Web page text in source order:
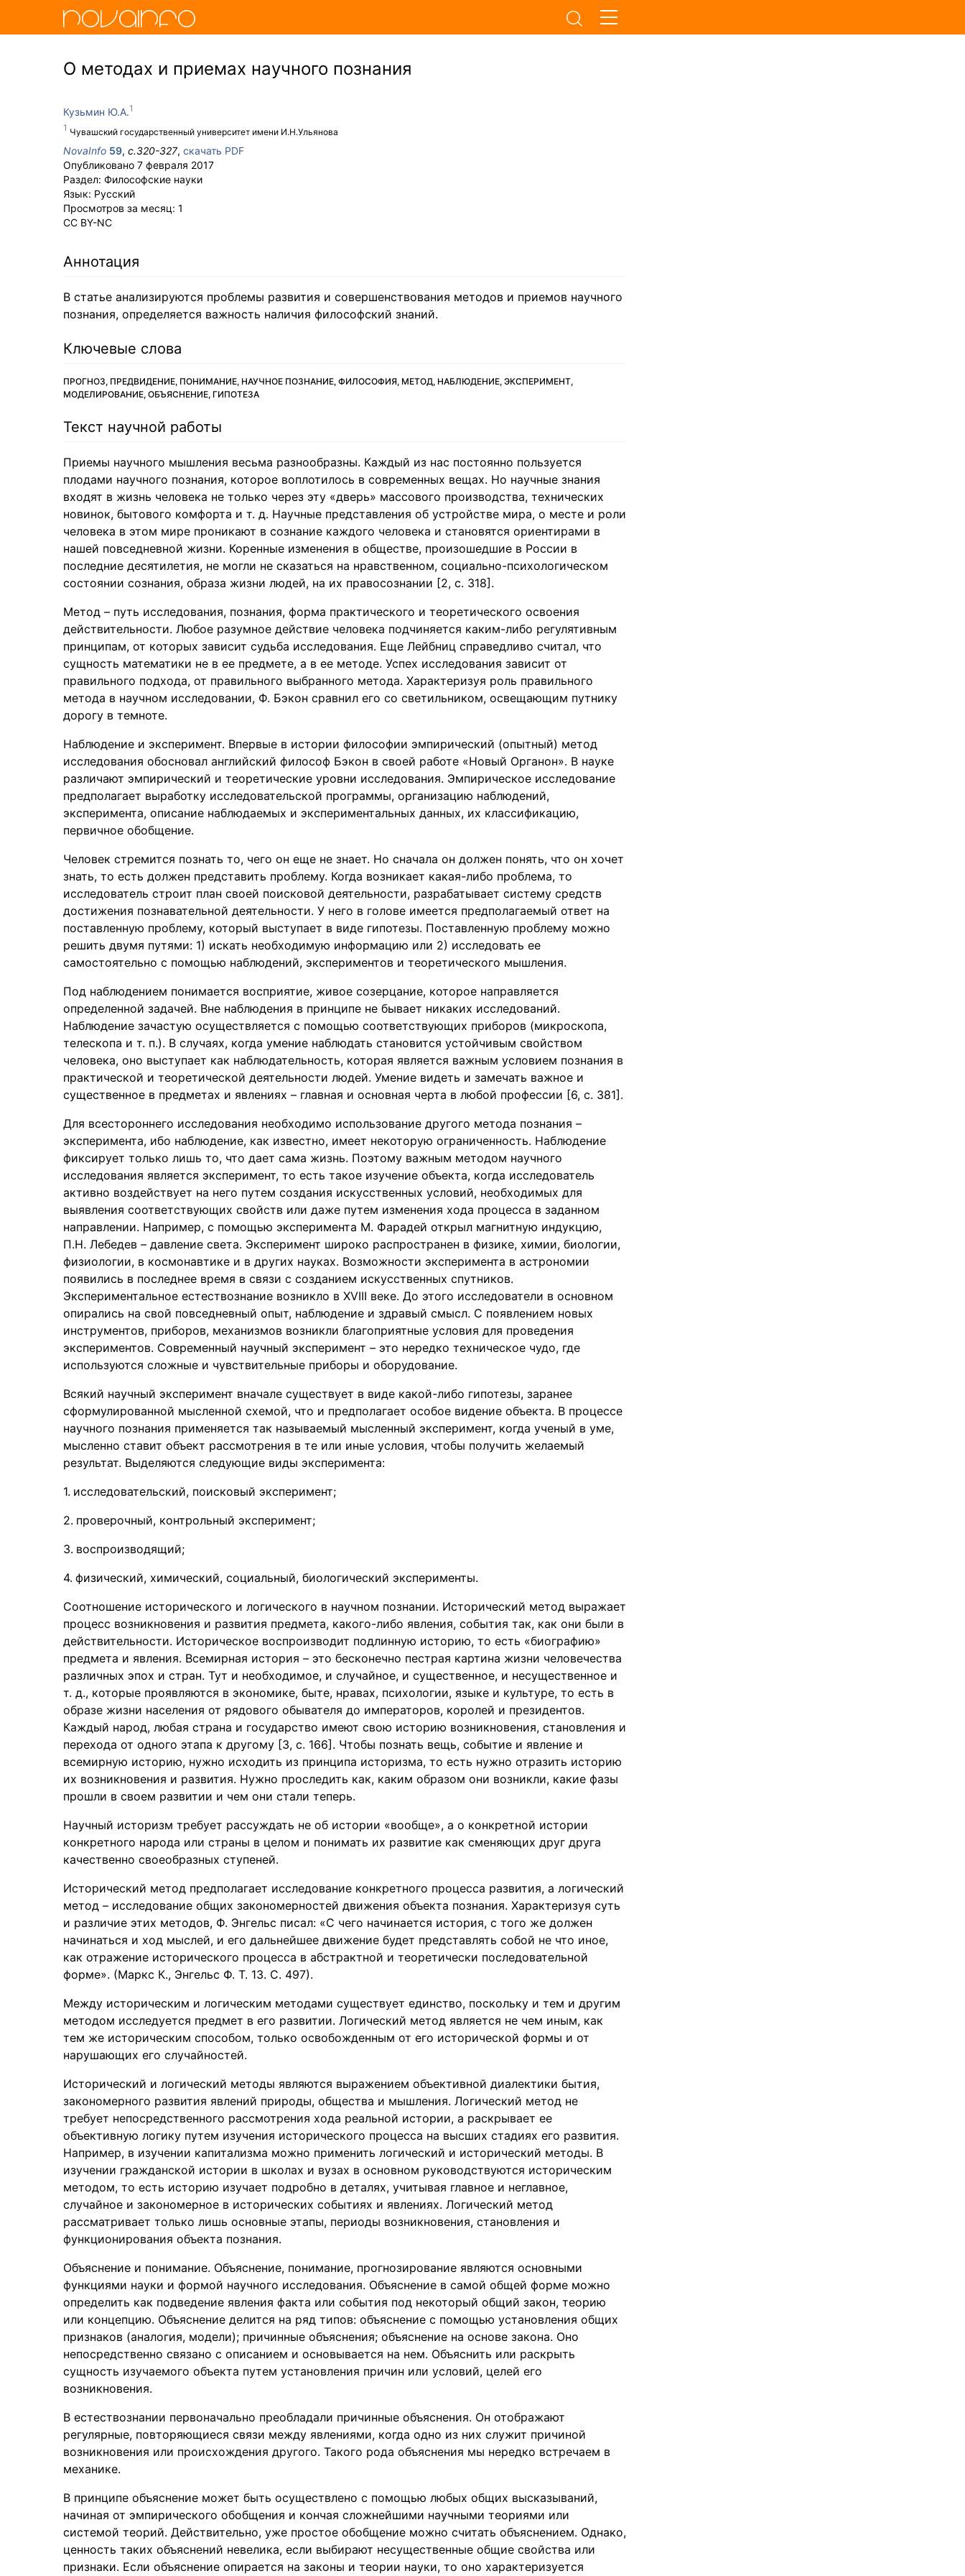
О методах и приемах научного познания
Кузьмин Ю.А.
Чувашский государственный университет имени И.Н.Ульянова
NovaInfo 59, с.320-327, скачать PDF
Опубликовано 7 февраля 2017
Раздел: Философские науки
Язык: Русский
Просмотров за месяц: 1
CC BY-NC
Аннотация
В статье анализируются проблемы развития и совершенствования методов и приемов научного
познания, определяется важность наличия философский знаний.
Ключевые слова
ПРОГНОЗ, ПРЕДВИДЕНИЕ, ПОНИМАНИЕ, НАУЧНОЕ ПОЗНАНИЕ, ФИЛОСОФИЯ, МЕТОД, НАБЛЮДЕНИЕ, ЭКСПЕРИМЕНТ,
МОДЕЛИРОВАНИЕ, ОБЪЯСНЕНИЕ, ГИПОТЕЗА
Текст научной работы
Приемы научного мышления весьма разнообразны. Каждый из нас постоянно пользуется
плодами научного познания, которое воплотилось в современных вещах. Но научные знания
входят в жизнь человека не только через эту «дверь» массового производства, технических
новинок, бытового комфорта и т. д. Научные представления об устройстве мира, о месте и роли
человека в этом мире проникают в сознание каждого человека и становятся ориентирами в
нашей повседневной жизни. Коренные изменения в обществе, произошедшие в России в
последние десятилетия, не могли не сказаться на нравственном, социально-психологическом
состоянии сознания, образа жизни людей, на их правосознании [2, с. 318].
Метод – путь исследования, познания, форма практического и теоретического освоения
действительности. Любое разумное действие человека подчиняется каким-либо регулятивным
принципам, от которых зависит судьба исследования. Еще Лейбниц справедливо считал, что
сущность математики не в ее предмете, а в ее методе. Успех исследования зависит от
правильного подхода, от правильного выбранного метода. Характеризуя роль правильного
метода в научном исследовании, Ф. Бэкон сравнил его со светильником, освещающим путнику
дорогу в темноте.
Наблюдение и эксперимент. Впервые в истории философии эмпирический (опытный) метод
исследования обосновал английский философ Бэкон в своей работе «Новый Органон». В науке
различают эмпирический и теоретические уровни исследования. Эмпирическое исследование
предполагает выработку исследовательской программы, организацию наблюдений,
эксперимента, описание наблюдаемых и экспериментальных данных, их классификацию,
первичное обобщение.
Человек стремится познать то, чего он еще не знает. Но сначала он должен понять, что он хочет
знать, то есть должен представить проблему. Когда возникает какая-либо проблема, то
исследователь строит план своей поисковой деятельности, разрабатывает систему средств
достижения познавательной деятельности. У него в голове имеется предполагаемый ответ на
поставленную проблему, который выступает в виде гипотезы. Поставленную проблему можно
решить двумя путями: 1) искать необходимую информацию или 2) исследовать ее
самостоятельно с помощью наблюдений, экспериментов и теоретического мышления.
Под наблюдением понимается восприятие, живое созерцание, которое направляется
определенной задачей. Вне наблюдения в принципе не бывает никаких исследований.
Наблюдение зачастую осуществляется с помощью соответствующих приборов (микроскопа,
телескопа и т. п.). В случаях, когда умение наблюдать становится устойчивым свойством
человека, оно выступает как наблюдательность, которая является важным условием познания в
практической и теоретической деятельности людей. Умение видеть и замечать важное и
существенное в предметах и явлениях – главная и основная черта в любой профессии [6, с. 381].
Для всестороннего исследования необходимо использование другого метода познания –
эксперимента, ибо наблюдение, как известно, имеет некоторую ограниченность. Наблюдение
фиксирует только лишь то, что дает сама жизнь. Поэтому важным методом научного
исследования является эксперимент, то есть такое изучение объекта, когда исследователь
активно воздействует на него путем создания искусственных условий, необходимых для
выявления соответствующих свойств или даже путем изменения хода процесса в заданном
направлении. Например, с помощью эксперимента М. Фарадей открыл магнитную индукцию,
П.Н. Лебедев – давление света. Эксперимент широко распространен в физике, химии, биологии,
физиологии, в космонавтике и в других науках. Возможности эксперимента в астрономии
появились в последнее время в связи с созданием искусственных спутников.
Экспериментальное естествознание возникло в XVIII веке. До этого исследователи в основном
опирались на свой повседневный опыт, наблюдение и здравый смысл. С появлением новых
инструментов, приборов, механизмов возникли благоприятные условия для проведения
экспериментов. Современный научный эксперимент – это нередко техническое чудо, где
используются сложные и чувствительные приборы и оборудование.
Всякий научный эксперимент вначале существует в виде какой-либо гипотезы, заранее
сформулированной мысленной схемой, что и предполагает особое видение объекта. В процессе
научного познания применяется так называемый мысленный эксперимент, когда ученый в уме,
мысленно ставит объект рассмотрения в те или иные условия, чтобы получить желаемый
результат. Выделяются следующие виды эксперимента:
исследовательский, поисковый эксперимент;
проверочный, контрольный эксперимент;
воспроизводящий;
физический, химический, социальный, биологический эксперименты.
Соотношение исторического и логического в научном познании. Исторический метод выражает
процесс возникновения и развития предмета, какого-либо явления, события так, как они были в
действительности. Историческое воспроизводит подлинную историю, то есть «биографию»
предмета и явления. Всемирная история – это бесконечно пестрая картина жизни человечества
различных эпох и стран. Тут и необходимое, и случайное, и существенное, и несущественное и
т. д., которые проявляются в экономике, быте, нравах, психологии, языке и культуре, то есть в
образе жизни населения от рядового обывателя до императоров, королей и президентов.
Каждый народ, любая страна и государство имеют свою историю возникновения, становления и
перехода от одного этапа к другому [3, с. 166]. Чтобы познать вещь, событие и явление и
всемирную историю, нужно исходить из принципа историзма, то есть нужно отразить историю
их возникновения и развития. Нужно проследить как, каким образом они возникли, какие фазы
прошли в своем развитии и чем они стали теперь.
Научный историзм требует рассуждать не об истории «вообще», а о конкретной истории
конкретного народа или страны в целом и понимать их развитие как сменяющих друг друга
качественно своеобразных ступеней.
Исторический метод предполагает исследование конкретного процесса развития, а логический
метод – исследование общих закономерностей движения объекта познания. Характеризуя суть
и различие этих методов, Ф. Энгельс писал: «С чего начинается история, с того же должен
начинаться и ход мыслей, и его дальнейшее движение будет представлять собой не что иное,
как отражение исторического процесса в абстрактной и теоретически последовательной
форме». (Маркс К., Энгельс Ф. T. 13. С. 497).
Между историческим и логическим методами существует единство, поскольку и тем и другим
методом исследуется предмет в его развитии. Логический метод является не чем иным, как
тем же историческим способом, только освобожденным от его исторической формы и от
нарушающих его случайностей.
Исторический и логический методы являются выражением объективной диалектики бытия,
закономерного развития явлений природы, общества и мышления. Логический метод не
требует непосредственного рассмотрения хода реальной истории, а раскрывает ее
объективную логику путем изучения исторического процесса на высших стадиях его развития.
Например, в изучении капитализма можно применить логический и исторический методы. В
изучении гражданской истории в школах и вузах в основном руководствуются историческим
методом, то есть историю изучает подробно в деталях, учитывая главное и неглавное,
случайное и закономерное в исторических событиях и явлениях. Логический метод
рассматривает только лишь основные этапы, периоды возникновения, становления и
функционирования объекта познания.
Объяснение и понимание. Объяснение, понимание, прогнозирование являются основными
функциями науки и формой научного исследования. Объяснение в самой общей форме можно
определить как подведение явления факта или события под некоторый общий закон, теорию
или концепцию. Объяснение делится на ряд типов: объяснение с помощью установления общих
признаков (аналогия, модели); причинные объяснения; объяснение на основе закона. Оно
непосредственно связано с описанием и основывается на нем. Объяснить или раскрыть
сущность изучаемого объекта путем установления причин или условий, целей его
возникновения.
В естествознании первоначально преобладали причинные объяснения. Он отображают
регулярные, повторяющиеся связи между явлениями, когда одно из них служит причиной
возникновения или происхождения другого. Такого рода объяснения мы нередко встречаем в
механике.
В принципе объяснение может быть осуществлено с помощью любых общих высказываний,
начиная от эмпирического обобщения и кончая сложнейшими научными теориями или
системой теорий. Действительно, уже простое обобщение можно считать объяснением. Однако,
ценность таких объяснений невелика, если выбирают несущественные общие свойства или
признаки. Если объяснение опирается на законы и теории науки, то оно характеризуется